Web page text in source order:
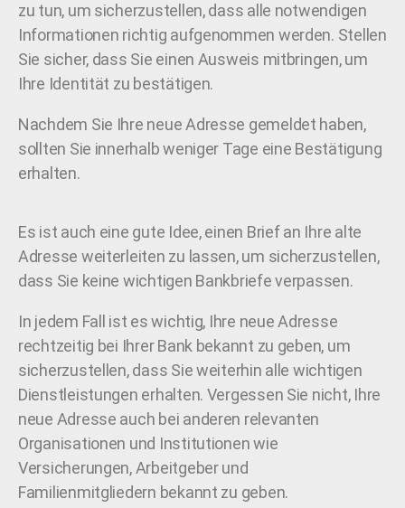
zu tun, um sicherzustellen, dass alle notwendigen
Informationen richtig aufgenommen werden. Stellen
Sie sicher, dass Sie einen Ausweis mitbringen, um
Ihre Identität zu bestätigen.
Nachdem Sie Ihre neue Adresse gemeldet haben,
sollten Sie innerhalb weniger Tage eine Bestätigung
erhalten.
Es ist auch eine gute Idee, einen Brief an Ihre alte
Adresse weiterleiten zu lassen, um sicherzustellen,
dass Sie keine wichtigen Bankbriefe verpassen.
In jedem Fall ist es wichtig, Ihre neue Adresse
rechtzeitig bei Ihrer Bank bekannt zu geben, um
sicherzustellen, dass Sie weiterhin alle wichtigen
Dienstleistungen erhalten. Vergessen Sie nicht, Ihre
neue Adresse auch bei anderen relevanten
Organisationen und Institutionen wie
Versicherungen, Arbeitgeber und
Familienmitgliedern bekannt zu geben.